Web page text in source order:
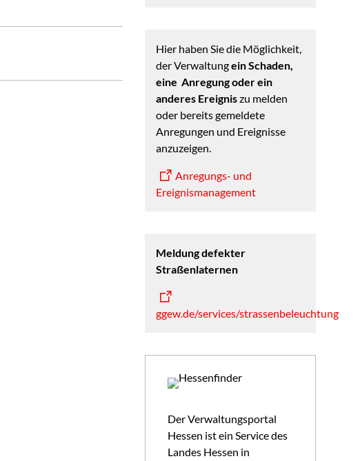
Hier haben Sie die Möglichkeit,
der Verwaltungein Schaden,
eine Anregung oder ein
anderes Ereigniszu melden
oder bereits gemeldete
Anregungen und Ereignisse
anzuzeigen.
Anregungs- und
Ereignismanagement
Meldung defekter
Straßenlaternen
ggew.de/services/strassenbeleuchtung
Der Verwaltungsportal
Hessen ist ein Service des
Landes Hessen in